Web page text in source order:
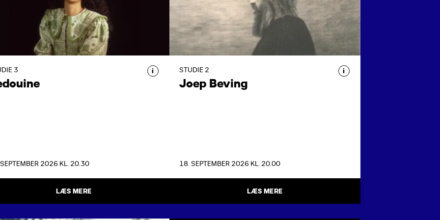
3 i
2026 KL. 20.30
LÆS MERE
Oplev Bedouine live med sange fra
Neon Summer Skin i Studie 3.
STUDIE 2
Joep Beving
i
18. SEPTEMBER 2026 KL. 20.00
LÆS MERE
Den hollandske pianist Joep Beving
inviterer publikum ind i sit
eftertænksomme lydunivers med